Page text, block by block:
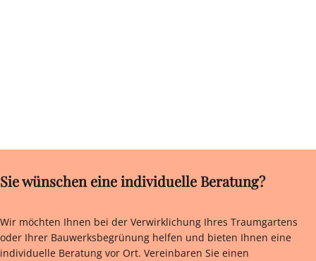
Sie wünschen eine individuelle Beratung?
Wir möchten Ihnen bei der Verwirklichung Ihres Traumgartens
oder Ihrer Bauwerksbegrünung helfen und bieten Ihnen eine
individuelle Beratung vor Ort. Vereinbaren Sie einen